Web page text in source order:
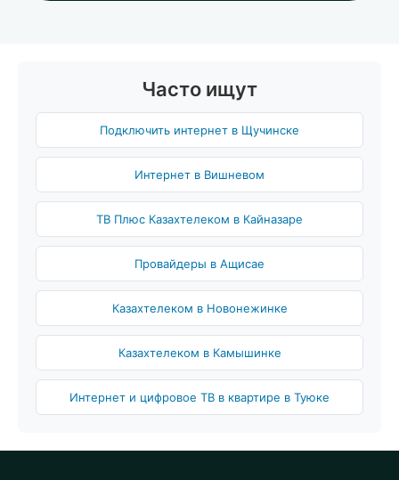
Часто ищут
Подключить интернет в Щучинске
Интернет в Вишневом
ТВ Плюс Казахтелеком в Кайназаре
Провайдеры в Ащисае
Казахтелеком в Новонежинке
Казахтелеком в Камышинке
Интернет и цифровое ТВ в квартире в Туюке